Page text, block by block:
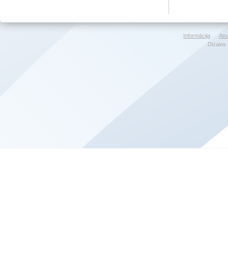
Informācija
Dizains